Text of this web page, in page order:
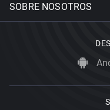
SOBRE NOSOTROS